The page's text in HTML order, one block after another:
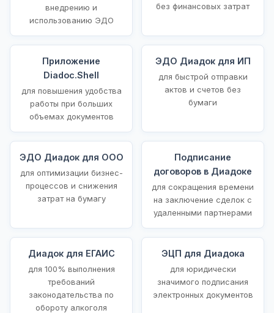
внедрению и
использованию ЭДО
без финансовых затрат
Приложение
Diadoc.Shell
для повышения удобства
работы при больших
объемах документов
ЭДО Диадок для ИП
для быстрой отправки
актов и счетов без
бумаги
ЭДО Диадок для ООО
для оптимизации бизнес-
процессов и снижения
затрат на бумагу
Подписание
договоров в Диадоке
для сокращения времени
на заключение сделок с
удаленными партнерами
Диадок для ЕГАИС
для 100% выполнения
требований
законодательства по
обороту алкоголя
ЭЦП для Диадока
для юридически
значимого подписания
электронных документов